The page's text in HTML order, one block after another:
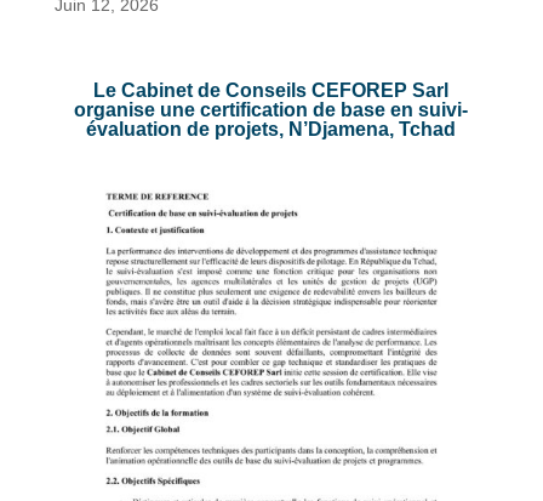
Juin 12, 2026
Le Cabinet de Conseils CEFOREP Sarl
organise une certification de base en suivi-
évaluation de projets, N’Djamena, Tchad